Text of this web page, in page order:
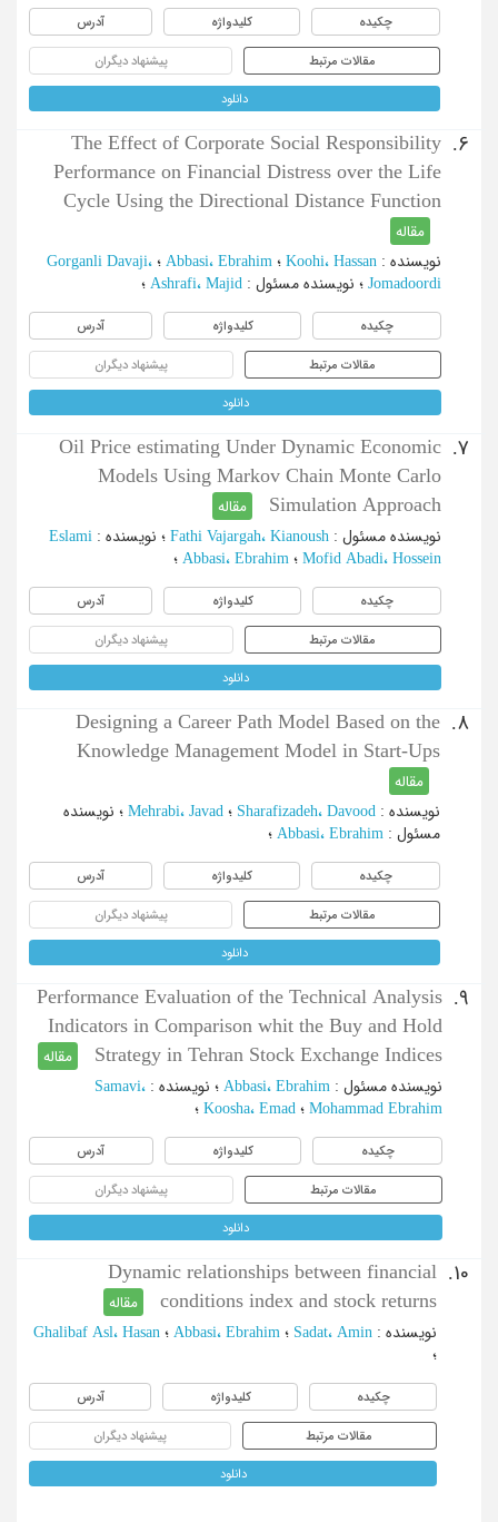
چکیده کلیدواژه آدرس
مقالات مرتبط پیشنهاد دیگران
دانلود
6.
The Effect of Corporate Social Responsibility
Performance on Financial Distress over the Life
Cycle Using the Directional Distance Function
مقاله
نویسنده : Koohi، Hassan ؛ Abbasi، Ebrahim ؛ Gorganli Davaji،
Jomadoordi ؛ نویسنده مسئول : Ashrafi، Majid ؛
چکیده کلیدواژه آدرس
مقالات مرتبط پیشنهاد دیگران
دانلود
7.
Oil Price estimating Under Dynamic Economic
Models Using Markov Chain Monte Carlo
Simulation Approach
مقاله
نویسنده مسئول : Fathi Vajargah، Kianoush ؛ نویسنده :
Eslami
Mofid Abadi، Hossein ؛ Abbasi، Ebrahim ؛
چکیده کلیدواژه آدرس
مقالات مرتبط پیشنهاد دیگران
دانلود
8.
Designing a Career Path Model Based on the
Knowledge Management Model in Start-Ups
مقاله
نویسنده : Sharafizadeh، Davood ؛ Mehrabi، Javad ؛ نویسنده
مسئول : Abbasi، Ebrahim ؛
چکیده کلیدواژه آدرس
مقالات مرتبط پیشنهاد دیگران
دانلود
9.
Performance Evaluation of the Technical Analysis
Indicators in Comparison whit the Buy and Hold
Strategy in Tehran Stock Exchange Indices
مقاله
نویسنده مسئول : Abbasi، Ebrahim ؛ نویسنده : Samavi،
Mohammad Ebrahim ؛ Koosha، Emad ؛
چکیده کلیدواژه آدرس
مقالات مرتبط پیشنهاد دیگران
دانلود
10.
Dynamic relationships between financial
conditions index and stock returns
مقاله
نویسنده : Sadat، Amin ؛ Abbasi، Ebrahim ؛ Ghalibaf Asl، Hasan
؛
چکیده کلیدواژه آدرس
مقالات مرتبط پیشنهاد دیگران
دانلود